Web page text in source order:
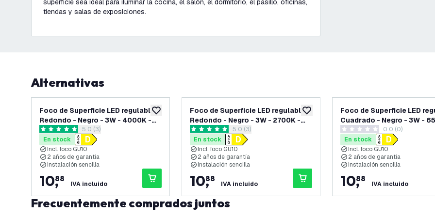
superficie sea ideal para iluminar la cocina, el salón, el dormitorio, el pasillo, oficinas,
tiendas y salas de exposiciones.
Alternativas
añadir a lista de deseos
Foco de Superficie LED regulable -
Redondo - Negro - 3W - 4000K -
Inclinable - IP20abrir el panel de reseñas
5 estrellas de puntuación
5.0 (3)
En stock
Incl. foco GU10
2 años de garantía
Instalación sencilla
10,
88
IVA incluido
añadir a lista de deseos
Foco de Superficie LED regulable -
Redondo - Negro - 3W - 2700K -
Inclinable - IP20abrir el panel de reseñas
5 estrellas de puntuación
5.0 (3)
En stock
Incl. foco GU10
2 años de garantía
Instalación sencilla
10,
88
IVA incluido
Foco de Superficie LED
Cuadrado - Negro - 3W -
Inclinable - IP20
0 estrellas de puntuación
0.0 (0)
En stock
Incl. foco GU10
2 años de garantía
Instalación sencilla
10,
88
IVA incluido
Frecuentemente comprados juntos